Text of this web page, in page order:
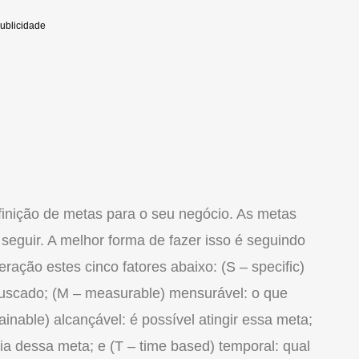
de metas para o seu negócio. As metas
A melhor forma de fazer isso é seguindo
estes cinco fatores abaixo: (S – specific)
(M – measurable) mensurável: o que
alcançável: é possível atingir essa meta;
dessa meta; e (T – time based) temporal: qual